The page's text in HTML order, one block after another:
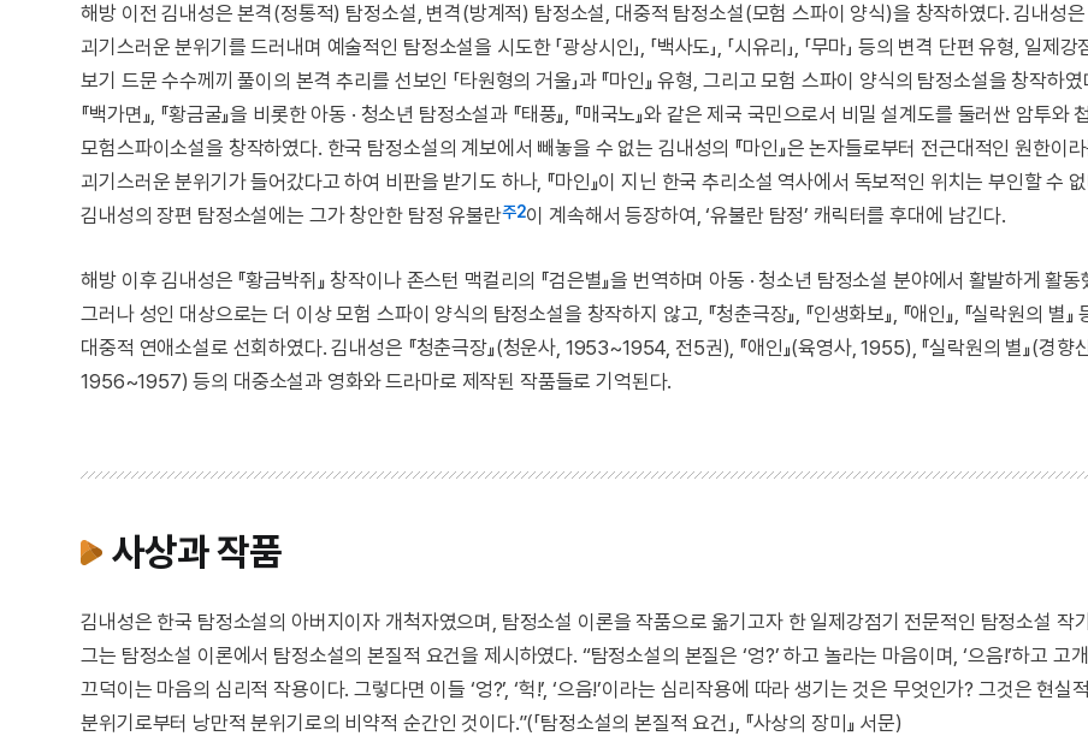
해방 이전 김내성은 본격(정통적) 탐정소설, 변격(방계적) 탐정소설, 대중적 탐정소설(모험 스파이 양식)을 창작하였다. 김내성은
괴기스러운 분위기를 드러내며 예술적인 탐정소설을 시도한 「광상시인」, 「백사도」, 「시유리」, 「무마」 등의 변격 단편 유형, 일제강
보기 드문 수수께끼 풀이의 본격 추리를 선보인 「타원형의 거울」과 『마인』 유형, 그리고 모험 스파이 양식의 탐정소설을 창작하였
『백가면』, 『황금굴』을 비롯한 아동 · 청소년 탐정소설과 『태풍』, 『매국노』와 같은 제국 국민으로서 비밀 설계도를 둘러싼 암투와
모험스파이소설을 창작하였다. 한국 탐정소설의 계보에서 빼놓을 수 없는 김내성의 『마인』은 논자들로부터 전근대적인 원한이
괴기스러운 분위기가 들어갔다고 하여 비판을 받기도 하나, 『마인』이 지닌 한국 추리소설 역사에서 독보적인 위치는 부인할 수 없
김내성의 장편 탐정소설에는 그가 창안한 탐정 유불란주2이 계속해서 등장하여, ‘유불란 탐정’ 캐릭터를 후대에 남긴다.
해방 이후 김내성은 『황금박쥐』 창작이나 존스턴 맥컬리의 『검은별』을 번역하며 아동 · 청소년 탐정소설 분야에서 활발하게 활동
그러나 성인 대상으로는 더 이상 모험 스파이 양식의 탐정소설을 창작하지 않고, 『청춘극장』, 『인생화보』, 『애인』, 『실락원의 별』
대중적 연애소설로 선회하였다. 김내성은 『청춘극장』(청운사, 1953~1954, 전5권), 『애인』(육영사, 1955), 『실락원의 별』(경향
1956~1957) 등의 대중소설과 영화와 드라마로 제작된 작품들로 기억된다.
사상과 작품
김내성은 한국 탐정소설의 아버지이자 개척자였으며, 탐정소설 이론을 작품으로 옮기고자 한 일제강점기 전문적인 탐정소설 작
그는 탐정소설 이론에서 탐정소설의 본질적 요건을 제시하였다. “탐정소설의 본질은 ‘엉?’ 하고 놀라는 마음이며, ‘으음!’하고 고
끄덕이는 마음의 심리적 작용이다. 그렇다면 이들 ‘엉?’, ‘헉!’, ‘으음!’이라는 심리작용에 따라 생기는 것은 무엇인가? 그것은 현실적
분위기로부터 낭만적 분위기로의 비약적 순간인 것이다.”(「탐정소설의 본질적 요건」, 『사상의 장미』 서문)